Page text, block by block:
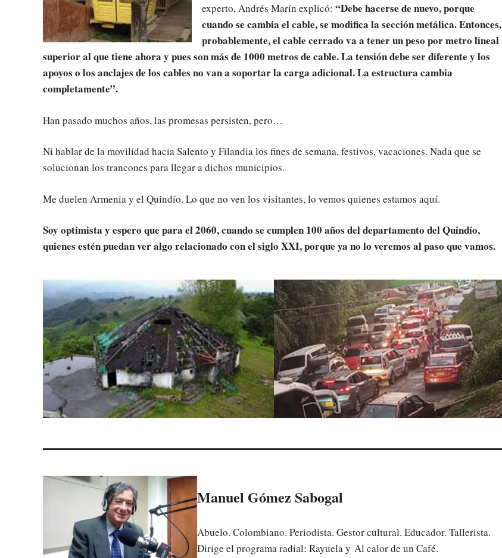
experto, Andrés Marín explicó: “Debe hacerse de nuevo, porque
cuando se cambia el cable, se modifica la sección metálica. Entonces,
probablemente, el cable cerrado va a tener un peso por metro lineal
superior al que tiene ahora y pues son más de 1000 metros de cable. La tensión debe ser diferente y los
apoyos o los anclajes de los cables no van a soportar la carga adicional. La estructura cambia
completamente”.
Han pasado muchos años, las promesas persisten, pero…
Ni hablar de la movilidad hacia Salento y Filandia los fines de semana, festivos, vacaciones. Nada que se
solucionan los trancones para llegar a dichos municipios.
Me duelen Armenia y el Quindío. Lo que no ven los visitantes, lo vemos quienes estamos aquí.
Soy optimista y espero que para el 2060, cuando se cumplen 100 años del departamento del Quindío,
quienes estén puedan ver algo relacionado con el siglo XXI, porque ya no lo veremos al paso que vamos.
Manuel Gómez Sabogal
Abuelo. Colombiano. Periodista. Gestor cultural. Educador. Tallerista.
Dirige el programa radial: Rayuela y Al calor de un Café.